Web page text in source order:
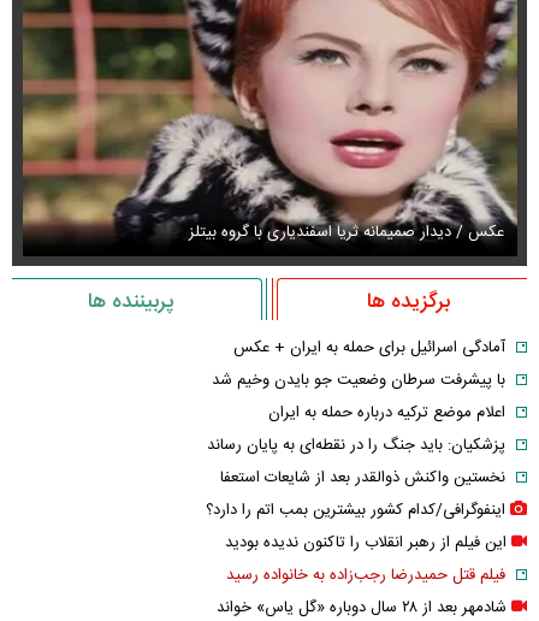
عکس / دیدار صمیمانه ثریا اسفندیاری با گروه بیتلز
برگزیده ها پربیننده ها
آمادگی اسرائیل برای حمله به ایران + عکس
با پیشرفت سرطان وضعیت جو بایدن وخیم شد
اعلام موضع ترکیه درباره حمله به ایران
پزشکیان: باید جنگ را در نقطه‌ای به پایان رساند
نخستین واکنش ذوالقدر بعد از شایعات استعفا
اینفوگرافی/کدام کشور بیشترین بمب اتم را دارد؟
این فیلم از رهبر انقلاب را تاکنون ندیده بودید
فیلم قتل حمیدرضا رجب‌زاده به خانواده رسید
شادمهر بعد از ۲۸ سال دوباره «گل یاس» خواند